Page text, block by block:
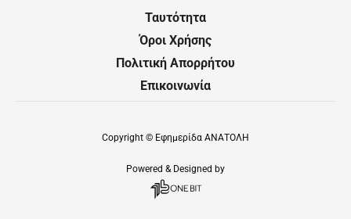
Ταυτότητα
Όροι Χρήσης
Πολιτική Απορρήτου
Επικοινωνία
Copyright © Εφημερίδα ΑΝΑΤΟΛΗ
Powered & Designed by